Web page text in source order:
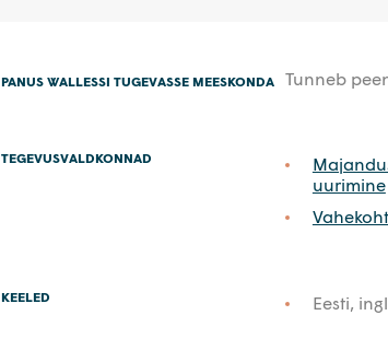
PANUS WALLESSI TUGEVASSE MEESKONDA Tunneb
TEGEVUSVALDKONNAD
uurimine
KEELED Eesti,